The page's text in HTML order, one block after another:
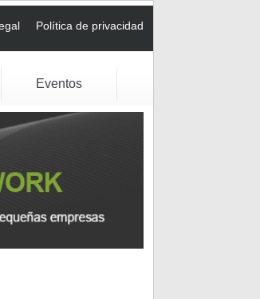
Política de privacidad
Eventos